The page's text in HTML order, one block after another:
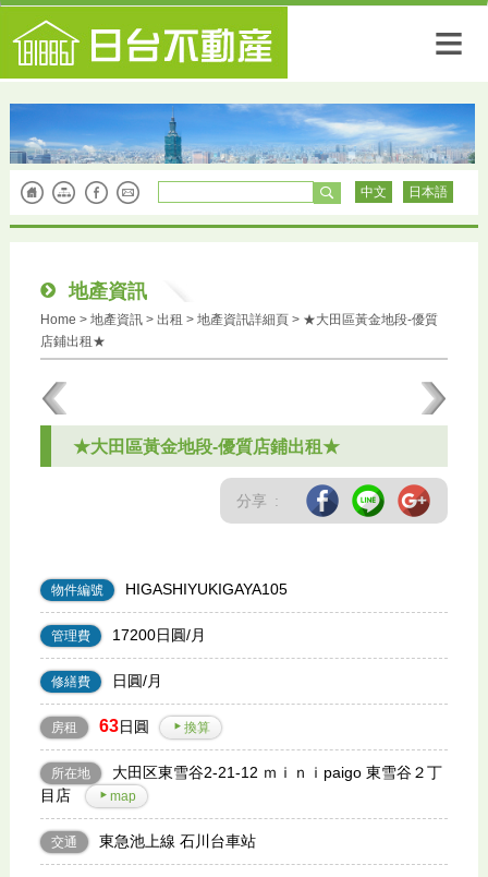
≡
中文 日本語
地產資訊
Home > 地產資訊 > 出租 > 地產資訊詳細頁 > ★大田區黃金地段-優質
店鋪出租★
★大田區黃金地段-優質店鋪出租★
分享 :
物件編號 HIGASHIYUKIGAYA105
管理費 17200日圓/月
修繕費 日圓/月
房租 63日圓 換算
所在地
大田区東雪谷2-21-12 ｍｉｎｉpaigo 東雪谷２丁
目店
map
交通 東急池上線 石川台車站